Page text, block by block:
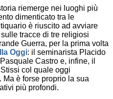
riemerge nei luoghi più
dimenticato tra le
è riuscito ad avviare
tracce di tre religiosi
Guerra, per la prima volta
Oggi: il seminarista Placido
Castro e, infine, il
col quale oggi
è forse proprio la sua
più profondi.